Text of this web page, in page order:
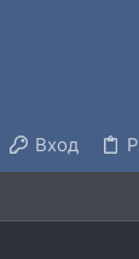
Вход